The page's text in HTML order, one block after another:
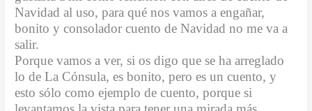
Navidad al uso, para qué nos vamos a engañar,
bonito y consolador cuento de Navidad no me va a
salir.
Porque vamos a ver, si os digo que se ha arreglado
lo de La Cónsula, es bonito, pero es un cuento, y
esto sólo como ejemplo de cuento, porque si